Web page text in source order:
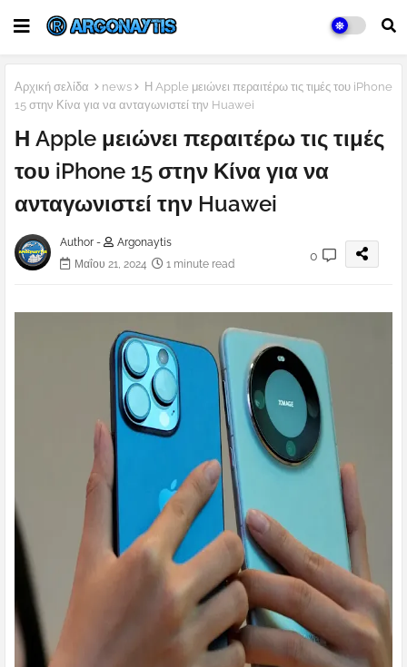
Αρχική σελίδα news
Η Apple μειώνει περαιτέρω τις τιμές του iPhone
15 στην Κίνα για να ανταγωνιστεί την Huawei
Η Apple μειώνει περαιτέρω τις τιμές
του iPhone 15 στην Κίνα για να
ανταγωνιστεί την Huawei
Author -
Argonaytis
Μαΐου 21, 2024
1 minute read
0